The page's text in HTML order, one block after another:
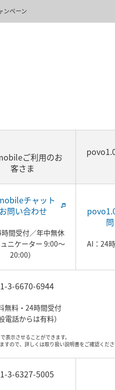
ンペーン
ご利用のお
客さま
チャット
問い合わせ
間受付／年中無休
ュニケーター 9:00～
20:00）
AI：24
3-6670-6944
無料・24時間受付
電話からは有料）
表示させることができます。
すので、詳しくは取り扱い説明書をご確認くださ
3-6327-5005